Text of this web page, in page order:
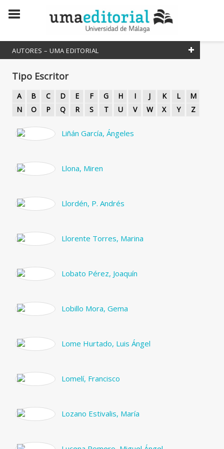
AUTORES – UMA EDITORIAL
Escritor
Traductor
Tipo Escritor
A B C D E F G H I J K L
M
N
O P Q R S T U V W X Y Z
Liñán García, Ángeles
Llona, Miren
Llordén, P. Andrés
Llorente Torres, Marina
Lobato Pérez, Joaquín
Lobillo Mora, Gema
Lome Hurtado, Luis Ángel
Lomelí, Francisco
Lozano Estivalis, María